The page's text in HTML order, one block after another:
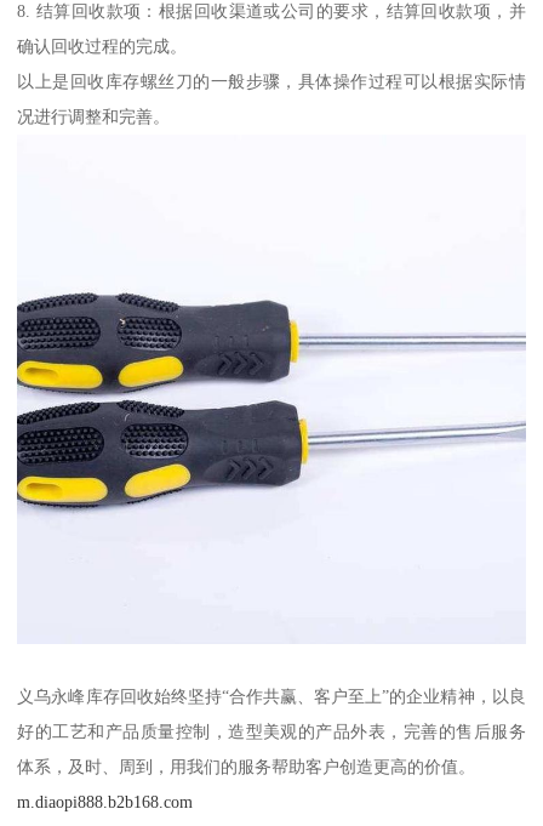
8. 结算回收款项：根据回收渠道或公司的要求，结算回收款项，并
确认回收过程的完成。
以上是回收库存螺丝刀的一般步骤，具体操作过程可以根据实际情
况进行调整和完善。
义乌永峰库存回收始终坚持“合作共赢、客户至上”的企业精神，以良
好的工艺和产品质量控制，造型美观的产品外表，完善的售后服务
体系，及时、周到，用我们的服务帮助客户创造更高的价值。
m.diaopi888.b2b168.com